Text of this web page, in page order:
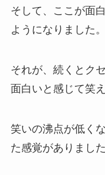
そして、ここが面
ようになりました。
それが、続くとク
面白いと感じて笑
笑いの沸点が低く
た感覚がありました